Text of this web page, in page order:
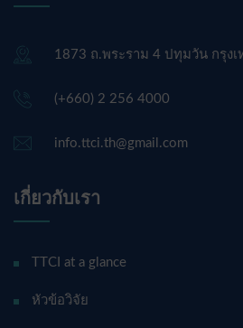
1873 ถ.พระราม 4 ปทุมวัน กรุง
(+660) 2 256 4000
info.ttci.th@gmail.com
เกี่ยวกับเรา
TTCI at a glance
หัวข้อวิจัย